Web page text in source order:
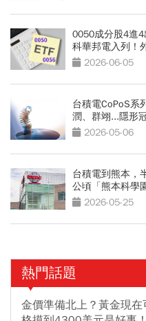
0050成分股4進
科華邦電入列！
能收紅
2026-06-05
台積電CoPoS系
潤、群翊...隱形
2026-05-06
台積電到熊本，
公頃「熊本科學
2026-05-25
熱門話題
金價準備北上？黃金現